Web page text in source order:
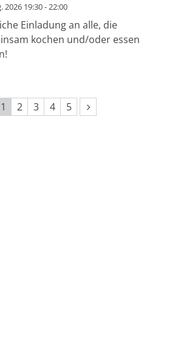
2026 19:30 - 22:00
Einladung an alle, die
kochen und/oder essen
Seite
1 2 3 4 5 Nächste Seite